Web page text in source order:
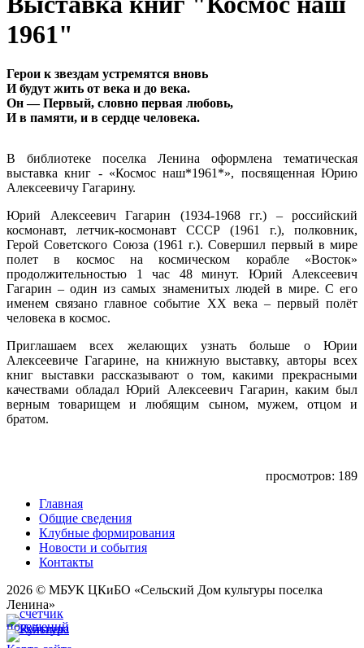
1961"
Герои к звездам устремятся вновь
И будут жить от века и до века.
Он — Первый, словно первая любовь,
И в памяти, и в сердце человека.
В библиотеке поселка Ленина оформлена тематическая
выставка книг - «Космос наш*1961*», посвященная Юрию
Алексеевичу Гагарину.
Юрий Алексеевич Гагарин (1934-1968 гг.) – российский
космонавт, летчик-космонавт СССР (1961 г.), полковник,
Герой Советского Союза (1961 г.). Совершил первый в мире
полет в космос на космическом корабле «Восток»
продолжительностью 1 час 48 минут. Юрий Алексеевич
Гагарин – один из самых знаменитых людей в мире. С его
именем связано главное событие XX века – первый полёт
человека в космос.
Приглашаем всех желающих узнать больше о Юрии
Алексеевиче Гагарине, на книжную выставку, авторы всех
книг выставки рассказывают о том, какими прекрасными
качествами обладал Юрий Алексеевич Гагарин, каким был
верным товарищем и любящим сыном, мужем, отцом и
братом.
просмотров: 189
Главная
Общие сведения
Клубные формирования
Новости и события
Контакты
2026 © МБУК ЦКиБО «Сельский Дом культуры поселка
Ленина»